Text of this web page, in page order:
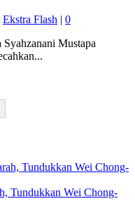
Ekstra Flash | 0
Mustapa
Tundukkan Wei Chong-